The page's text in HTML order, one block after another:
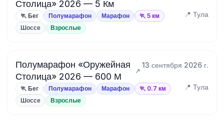
Столица» 2026 — 5 Км
🏃 Бег Полумарафон Марафон 🏃 5 км 📍 Тула
Шоссе Взрослые
Полумарафон «Оружейная
Столица» 2026 — 600 М
13 сентября 2026 г.
🏃 Бег Полумарафон Марафон 🏃 0.7 км 📍 Тула
Шоссе Взрослые